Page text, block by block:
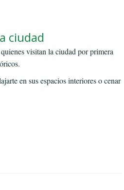
ciudad
visitan la ciudad por primera
en sus espacios interiores o cenar